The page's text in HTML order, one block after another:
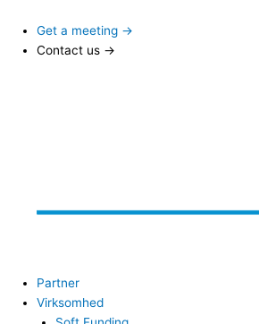
Get a meeting →
Contact us →
Partner
Virksomhed